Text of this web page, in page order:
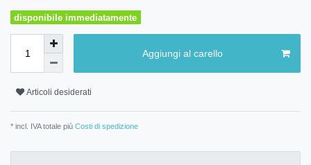
disponibile immediatamente
Aggiungi al carello
Articoli desiderati
* incl. IVA totale più Costi di spedizione